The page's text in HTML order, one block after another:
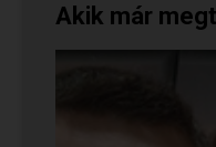
Akik már